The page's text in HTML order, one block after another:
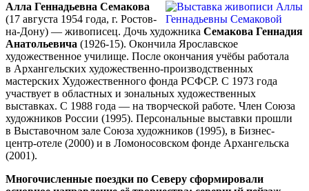
Алла Геннадьевна Семакова
(17 августа 1954 года, г. Ростов-
на-Дону) — живописец. Дочь художника Семакова Геннадия
Анатольевича (1926-15). Окончила Ярославское
художественное училище. После окончания учёбы работала
в Архангельских художественно-производственных
мастерских Художественного фонда РСФСР. С 1973 года
участвует в областных и зональных художественных
выставках. С 1988 года — на творческой работе. Член Союза
художников России (1995). Персональные выставки прошли
в Выставочном зале Союза художников (1995), в Бизнес-
центр-отеле (2000) и в Ломоносовском фонде Архангельска
(2001).
Многочисленные поездки по Северу сформировали